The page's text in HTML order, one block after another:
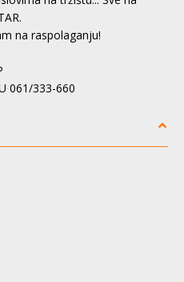
na raspolaganju!
061/333-660